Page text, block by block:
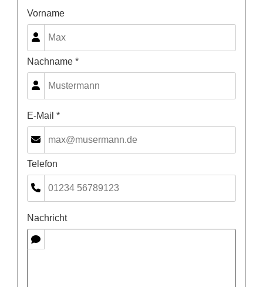
Vorname
Nachname *
E-Mail *
Telefon
Nachricht